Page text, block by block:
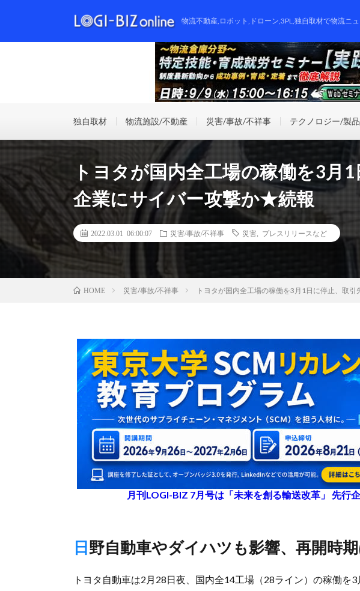
物流不動産,ロボット,ドローン,3PL,独自取材で物流ニ
独自取材 物流施設/不動産 災害/事故/不祥事 テクノロジー/製品
トヨタが国内全工場の稼働を3月
企業にサイバー攻撃か★続報
2022.03.01 06:00:07 災害/事故/不祥事 災害 プレスリリースなど
HOME 災害/事故/不祥事 トヨタが国内全工場の稼働を3月1日に停止、取
月刊LOGI-BIZ 7月号は「未来を創る輸送改革」 先行
日野自動車やダイハツも影響、再開時
トヨタ自動車は2月28日夜、国内全14工場（28ライン）の稼働を